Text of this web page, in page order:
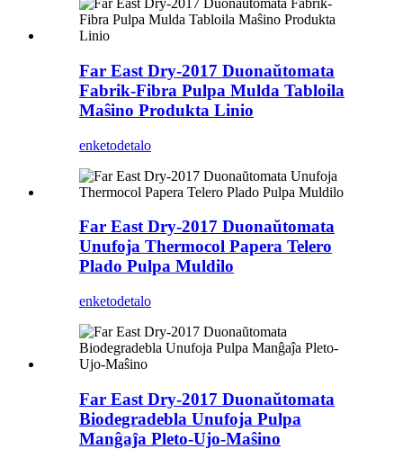
Far East Dry-2017 Duonaŭtomata
Fabrik-Fibra Pulpa Mulda Tabloila
Maŝino Produkta Linio
enketodetalo
Far East Dry-2017 Duonaŭtomata
Unufoja Thermocol Papera Telero
Plado Pulpa Muldilo
enketodetalo
Far East Dry-2017 Duonaŭtomata
Biodegradebla Unufoja Pulpa
Manĝaĵa Pleto-Ujo-Maŝino